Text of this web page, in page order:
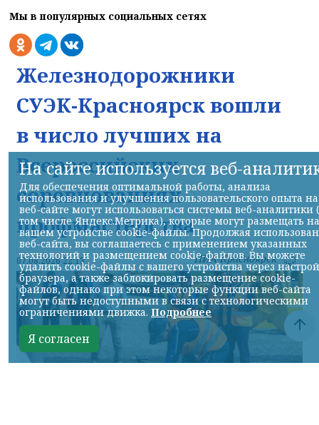
Мы в популярных социальных сетях
Железнодорожники
СУЭК-Красноярск вошли
в число лучших на
Всероссийских
соревнованиях
профмастерства
07.08.2026 22:13 НИА-Красноярск
На сайте используется веб-
Для обеспечения оптимальной работы, анализа
использования и улучшения пользовательского опыта на
веб-сайте могут использоваться системы веб-аналитики
том числе Яндекс.Метрика), которые могут размещать на
вашем устройстве cookie-файлы. Продолжая
веб-сайта, вы соглашаетесь с применением указанных
технологий и размещением cookie-файлов. Вы можете
удалить cookie-файлы с вашего устройства через
браузера, а также заблокировать размещение cookie-
файлов, однако при этом некоторые функции веб-сайта
могут быть недоступными в связи с технологическими
ограничениями движка. Подробнее
Я согласен